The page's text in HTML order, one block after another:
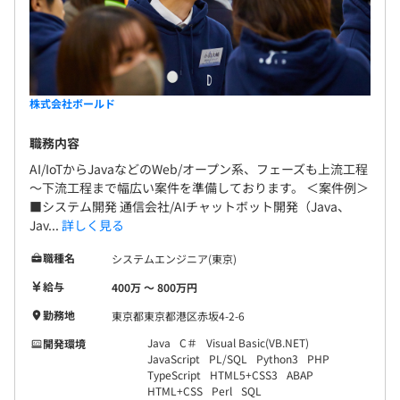
株式会社ボールド
職務内容
AI/IoTからJavaなどのWeb/オープン系、フェーズも上流工程
～下流工程まで幅広い案件を準備しております。 ＜案件例＞
■システム開発 通信会社/AIチャットボット開発（Java、
Jav... 詳しく見る
職種名
システムエンジニア(東京)
給与
400万 〜 800万円
勤務地
東京都東京都港区赤坂4-2-6
開発環境
Java C＃
Visual Basic(VB.NET)
JavaScript
PL/SQL Python3
PHP
TypeScript
HTML5+CSS3
ABAP
HTML+CSS
Perl SQL